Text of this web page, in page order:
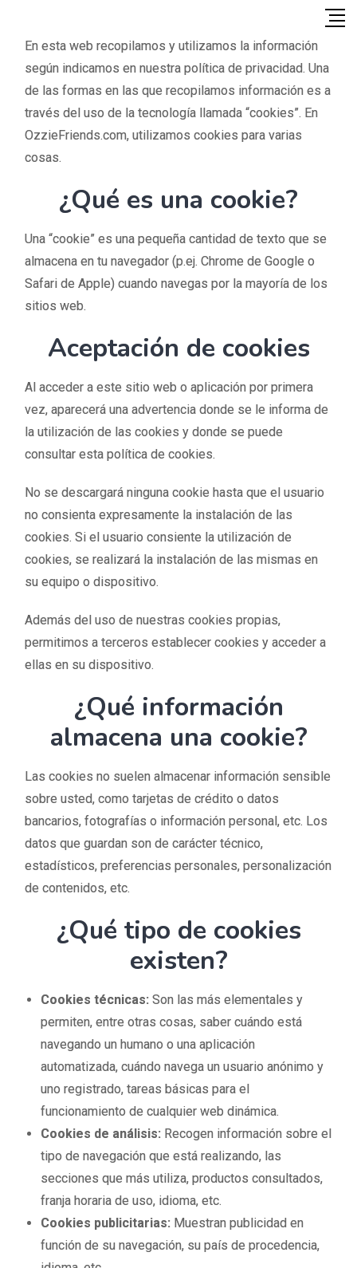
En esta web recopilamos y utilizamos la información
según indicamos en nuestra política de privacidad. Una
de las formas en las que recopilamos información es a
través del uso de la tecnología llamada “cookies”. En
OzzieFriends.com, utilizamos cookies para varias
cosas.
¿Qué es una cookie?
Una “cookie” es una pequeña cantidad de texto que se
almacena en tu navegador (p.ej. Chrome de Google o
Safari de Apple) cuando navegas por la mayoría de los
sitios web.
Aceptación de cookies
Al acceder a este sitio web o aplicación por primera
vez, aparecerá una advertencia donde se le informa de
la utilización de las cookies y donde se puede
consultar esta política de cookies.
No se descargará ninguna cookie hasta que el usuario
no consienta expresamente la instalación de las
cookies. Si el usuario consiente la utilización de
cookies, se realizará la instalación de las mismas en
su equipo o dispositivo.
Además del uso de nuestras cookies propias,
permitimos a terceros establecer cookies y acceder a
ellas en su dispositivo.
¿Qué información
almacena una cookie?
Las cookies no suelen almacenar información sensible
sobre usted, como tarjetas de crédito o datos
bancarios, fotografías o información personal, etc. Los
datos que guardan son de carácter técnico,
estadísticos, preferencias personales, personalización
de contenidos, etc.
¿Qué tipo de cookies
existen?
Cookies técnicas: Son las más elementales y
permiten, entre otras cosas, saber cuándo está
navegando un humano o una aplicación
automatizada, cuándo navega un usuario anónimo y
uno registrado, tareas básicas para el
funcionamiento de cualquier web dinámica.
Cookies de análisis: Recogen información sobre el
tipo de navegación que está realizando, las
secciones que más utiliza, productos consultados,
franja horaria de uso, idioma, etc.
Cookies publicitarias: Muestran publicidad en
función de su navegación, su país de procedencia,